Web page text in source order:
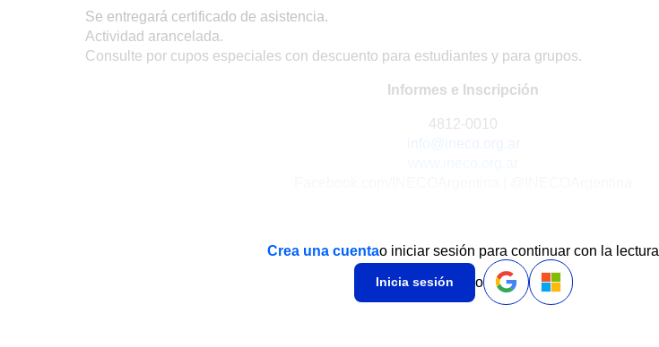
Se entregará certificado de asistencia.
Actividad arancelada.
Consulte por cupos especiales con descuento para estudiantes y para grupos.
Informes e Inscripción
4812-0010
Crea una cuentao iniciar sesión para continuar con la lectura
Inicia sesión o